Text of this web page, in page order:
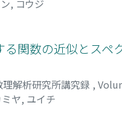
, コウジ
関数の近似とスペ
理解析研究所講究録 ,
ミヤ, ユイチ